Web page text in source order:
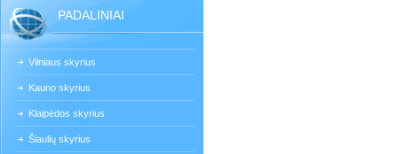
PADALINIAI
Vilniaus skyrius
Kauno skyrius
Klaipėdos skyrius
Šiaulių skyrius